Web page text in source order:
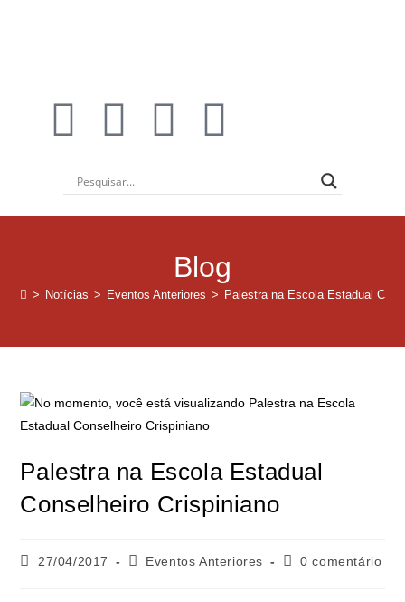
Blog
> Notícias > Eventos Anteriores > Palestra na Escola Estadual
Palestra na Escola Estadual
Conselheiro Crispiniano
27/04/2017 Eventos Anteriores 0 comentário